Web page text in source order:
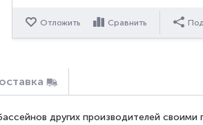
Отложить Сравнить
других производителей